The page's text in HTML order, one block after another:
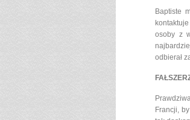
Baptiste
osoby z
odbierał
Francji,